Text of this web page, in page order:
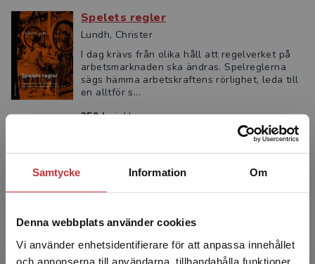
Samtycke Information Om
Denna webbplats använder cookies
Vi använder enhetsidentifierare för att anpassa innehållet
och annonserna till användarna, tillhandahålla funktioner
Spelets regler
Lundh, Christer
I dag krävs från olika håll att regelverket på
arbetsmarknaden ska ändras. Spelreglerna
sägs hämma arbetskraftens rörlighet, leda till
en alltför s...
359 krinkl. moms
Jordens befolkning har de senaste 50 åren
har det gått till? Är det för att vi lever längre
eller för a...